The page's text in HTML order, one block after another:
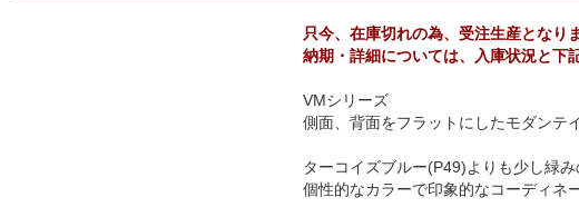
只今、在庫切れの為、受注生産となりま
納期・詳細については、入庫状況と下
VMシリーズ
側面、背面をフラットにしたモダンテ
ターコイズブルー(P49)よりも少し緑み
個性的なカラーで印象的なコーディネ